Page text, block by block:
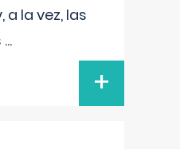
a la vez, las
...
+